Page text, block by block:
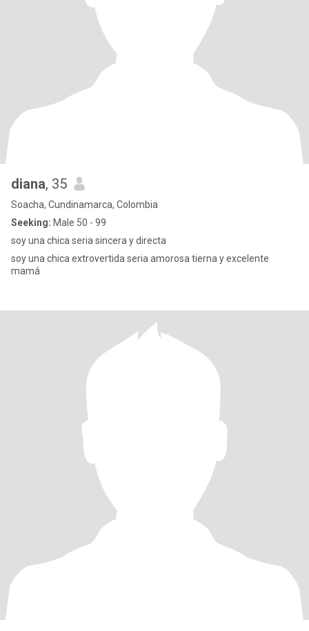
diana, 35
Soacha, Cundinamarca, Colombia
Seeking: Male 50 - 99
soy una chica seria sincera y directa
soy una chica extrovertida seria amorosa tierna y excelente
mamá